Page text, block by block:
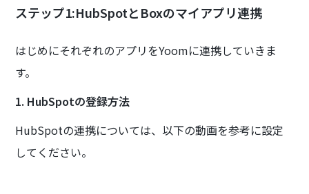
ステップ1:HubSpotとBoxのマイアプリ連携
はじめにそれぞれのアプリをYoomに連携していきま
す。
1. HubSpotの登録方法
HubSpotの連携については、以下の動画を参考に設定
してください。